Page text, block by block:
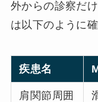
外からの診察だ
は以下のように
疾患名
肩関節周囲